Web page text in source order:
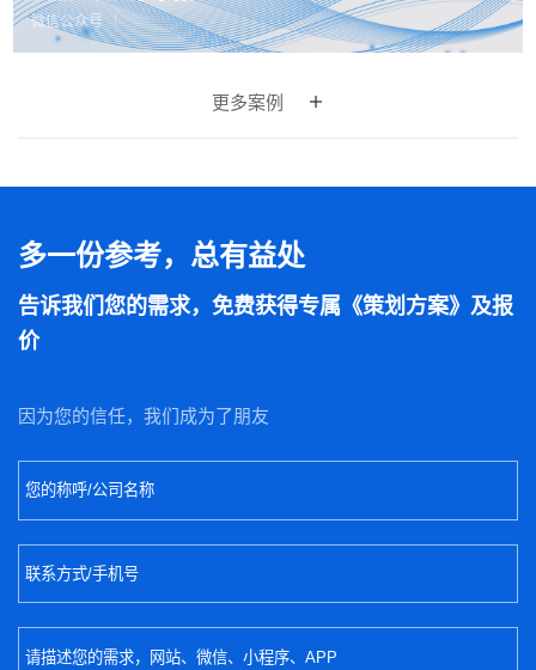
微信公众号
更多案例
多一份参考，总有益处
告诉我们您的需求，免费获得专属《策划方案》及报
价
因为您的信任，我们成为了朋友